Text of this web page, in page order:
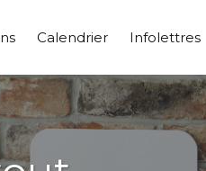
Calendrier Infolettres